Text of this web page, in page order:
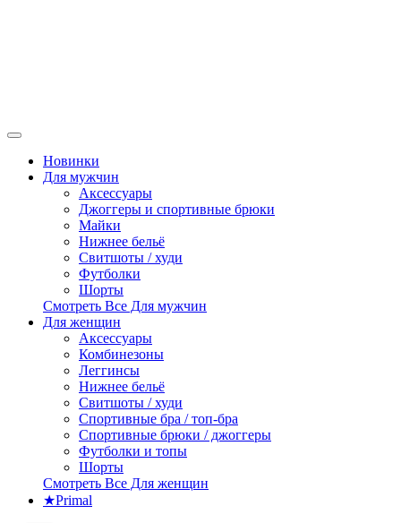
Новинки
Для мужчин
Аксессуары
Джоггеры и спортивные брюки
Майки
Нижнее бельё
Свитшоты / худи
Футболки
Шорты
Смотреть Все Для мужчин
Для женщин
Аксессуары
Комбинезоны
Леггинсы
Нижнее бельё
Свитшоты / худи
Спортивные бра / топ-бра
Спортивные брюки / джоггеры
Футболки и топы
Шорты
Смотреть Все Для женщин
★Primal